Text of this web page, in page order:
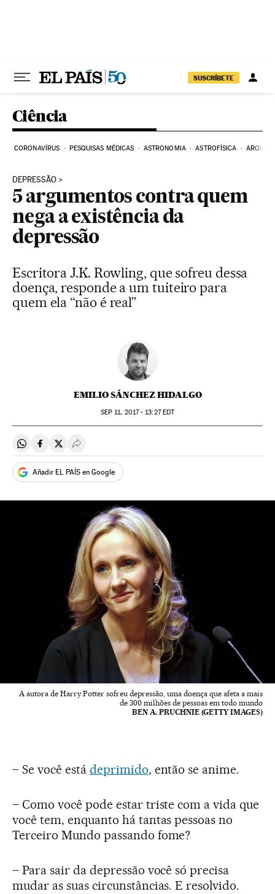
SUSCRÍBETE
Ciência
CORONAVÍRUS PESQUISAS MÉDICAS ASTRONOMIA ASTROFÍSICA
DEPRESSÃO
5 argumentos contra quem
nega a existência da
depressão
Escritora J.K. Rowling, que sofreu dessa
doença, responde a um tuiteiro para
quem ela “não é real”
EMILIO SÁNCHEZ HIDALGO
SEP 11, 2017 - 13:27EDT
Compartir en Whatsapp
Compartir en Facebook
Compartir en Twitter
Desplegar Redes Sociales
Añadir EL PAÍS en Google
A autora de Harry Potter sofreu depressão, uma doença que afeta a mais
de 300 milhões de pessoas em todo mundo
BEN A. PRUCHNIE (GETTY IMAGES)
– Se você está deprimido, então se anime.
– Como você pode estar triste com a vida que
você tem, enquanto há tantas pessoas no
Terceiro Mundo passando fome?
– Para sair da depressão você só precisa
mudar as suas circunstâncias. E resolvido.